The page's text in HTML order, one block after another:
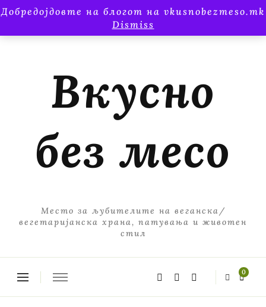
Добредојдовте на блогот на vkusnobezmeso.mk
Dismiss
Вкусно
без месо
Место за љубителите на веганска/
вегетаријанска храна, патувања и животен
стил
0